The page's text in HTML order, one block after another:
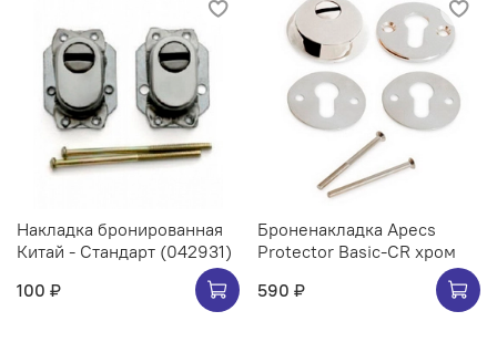
Накладка бронированная
Китай - Стандарт (042931)
100 ₽
Броненакладка Apecs
Protector Basic-CR хром
590 ₽